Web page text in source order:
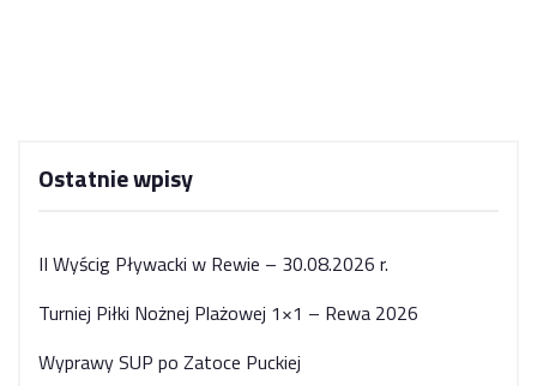
Ostatnie wpisy
II Wyścig Pływacki w Rewie – 30.08.2026 r.
Turniej Piłki Nożnej Plażowej 1×1 – Rewa 2026
Wyprawy SUP po Zatoce Puckiej